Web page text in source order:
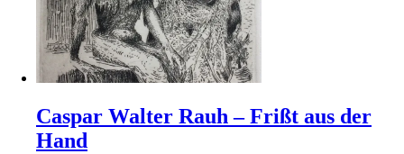
Caspar Walter Rauh – Frißt aus der
Hand